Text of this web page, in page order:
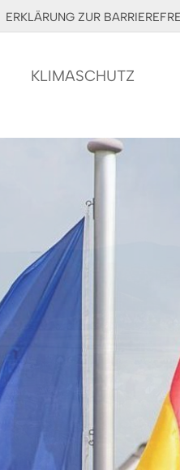
ERKLÄRUNG ZUR
KLIMASCHUTZ